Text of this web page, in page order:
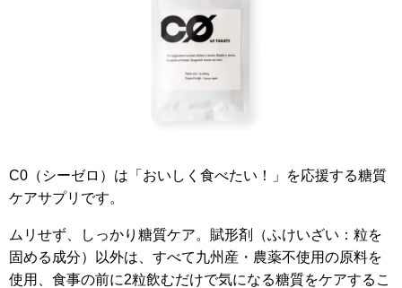
C0（シーゼロ）は「おいしく食べたい！」を応援する糖質
ケアサプリです。
ムリせず、しっかり糖質ケア。賦形剤（ふけいざい：粒を
固める成分）以外は、すべて九州産・農薬不使用の原料を
使用、食事の前に2粒飲むだけで気になる糖質をケアするこ